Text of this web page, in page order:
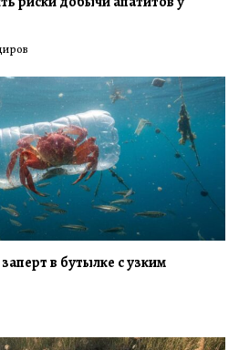
в бутылке с узким